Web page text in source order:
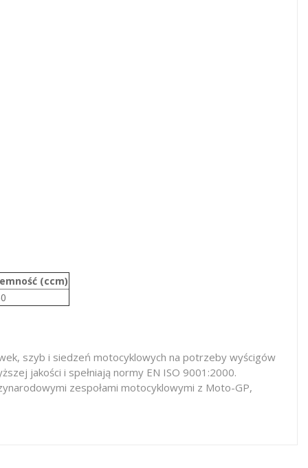
(ccm)
szyb i siedzeń motocyklowych na potrzeby wyścigów
jakości i spełniają normy EN ISO 9001:2000.
zespołami motocyklowymi z Moto-GP,